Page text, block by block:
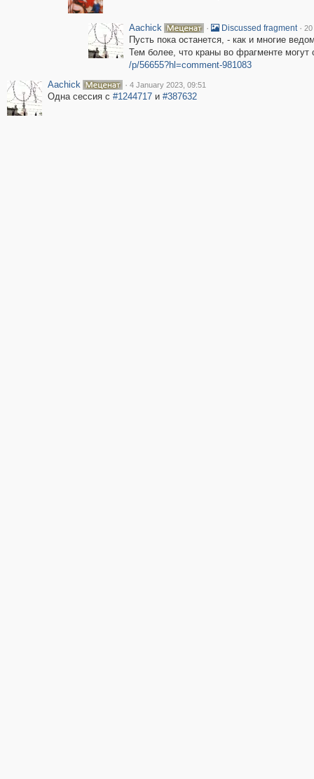
Aachick · Discussed fragment · 20
Пусть пока останется, - как и многие
Тем более, что краны во фрагменте могут
/p/56655?hl=comment-981083
Aachick
· 4 January 2023, 09:51
Одна сессия с #1244717и #387632